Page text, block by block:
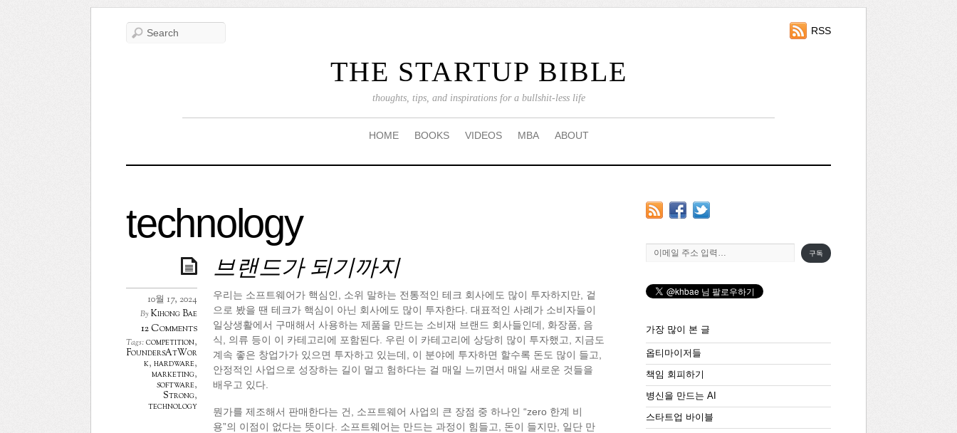
THE STARTUP BIBLE
thoughts, tips, and inspirations for a bullshit-less life
RSS
HOME BOOKS VIDEOS MBA ABOUT
technology
브랜드가 되기까지
10월 17, 2024
ByKihong Bae
12 Comments
Tags:competition,
FoundersAtWor
k, hardware,
marketing,
software,
Strong,
technology
우리는 소프트웨어가 핵심인, 소위 말하는 전통적인 테크 회사에도 많이 투자하지만, 겉
으로 봤을 땐 테크가 핵심이 아닌 회사에도 많이 투자한다. 대표적인 사례가 소비자들이
일상생활에서 구매해서 사용하는 제품을 만드는 소비재 브랜드 회사들인데, 화장품, 음
식, 의류 등이 이 카테고리에 포함된다. 우린 이 카테고리에 상당히 많이 투자했고, 지금도
계속 좋은 창업가가 있으면 투자하고 있는데, 이 분야에 투자하면 할수록 돈도 많이 들고,
안정적인 사업으로 성장하는 길이 멀고 험하다는 걸 매일 느끼면서 매일 새로운 것들을
배우고 있다.
뭔가를 제조해서 판매한다는 건, 소프트웨어 사업의 큰 장점 중 하나인 “zero 한계 비
용”의 이점이 없다는 뜻이다. 소프트웨어는 만드는 과정이 힘들고, 돈이 들지만, 일단 만
이메일 주소 입력…
구독
가장 많이 본 글
옵티마이저들
책임 회피하기
병신을 만드는 AI
스타트업 바이블